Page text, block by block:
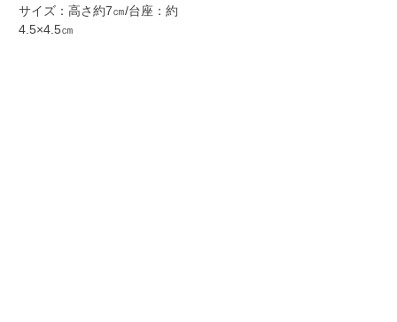
サイズ：高さ約7㎝/台座：約
4.5×4.5㎝